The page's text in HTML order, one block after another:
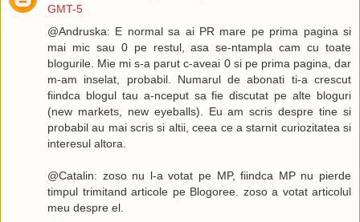
GMT-5
@Andruska: E normal sa ai PR mare pe prima pagina si
mai mic sau 0 pe restul, asa se-ntampla cam cu toate
blogurile. Mie mi s-a parut c-aveai 0 si pe prima pagina, dar
m-am inselat, probabil. Numarul de abonati ti-a crescut
fiindca blogul tau a-nceput sa fie discutat pe alte bloguri
(new markets, new eyeballs). Eu am scris despre tine si
probabil au mai scris si altii, ceea ce a starnit curiozitatea si
interesul altora.
@Catalin: zoso nu l-a votat pe MP, fiindca MP nu pierde
timpul trimitand articole pe Blogoree. zoso a votat articolul
meu despre el.